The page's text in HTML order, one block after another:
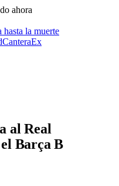
ahora
hasta la muerte
CanteraEx
al Real
Barça B